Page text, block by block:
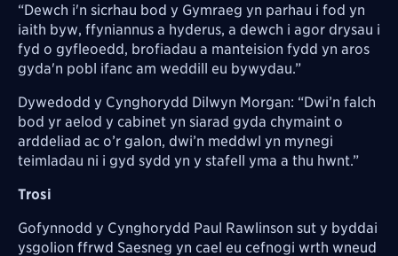
“Dewch i'n sicrhau bod y Gymraeg yn parhau i fod yn
iaith byw, ffyniannus a hyderus, a dewch i agor drysau i
fyd o gyfleoedd, brofiadau a manteision fydd yn aros
gyda'n pobl ifanc am weddill eu bywydau.”
Dywedodd y Cynghorydd Dilwyn Morgan: “Dwi’n falch
bod yr aelod y cabinet yn siarad gyda chymaint o
arddeliad ac o’r galon, dwi’n meddwl yn mynegi
teimladau ni i gyd sydd yn y stafell yma a thu hwnt.”
Trosi
Gofynnodd y Cynghorydd Paul Rawlinson sut y byddai
ysgolion ffrwd Saesneg yn cael eu cefnogi wrth wneud